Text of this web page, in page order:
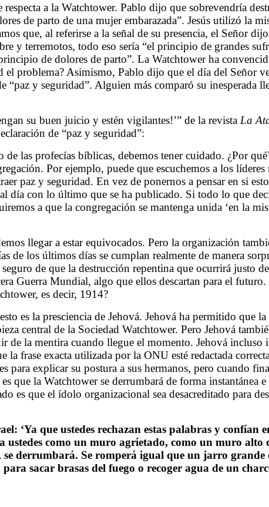
a la Watchtower. Pablo dijo que sobrevendría
de parto de una mujer embarazada”. Jesús utilizó la
que, al referirse a la señal de su presencia, el Señor
y terremotos, todo eso sería “el principio de grandes
de dolores de parto”. La Watchtower ha
el problema? Asimismo, Pablo dijo que el día del Señor
“paz y seguridad”. Alguien más comparó su inesperada
su buen juicio y estén vigilantes!’” de la revista La
de “paz y seguridad”:
las profecías bíblicas, debemos tener cuidado. ¿Por
Por ejemplo, puede que escuchemos a los
paz y seguridad. En vez de ponernos a pensar en si
día con lo último que se ha publicado. Si todo lo que
a que la congregación se mantenga unida ‘en la
llegar a estar equivocados. Pero la organización
de los últimos días se cumplan realmente de manera
de que la destrucción repentina que ocurrirá justo
Guerra Mundial, algo que ellos descartan para el futuro.
es decir, 1914?
es la presciencia de Jehová. Jehová ha permitido que
central de la Sociedad Watchtower. Pero Jehová
de la mentira cuando llegue el momento. Jehová
la frase exacta utilizada por la ONU esté redactada
para explicar su postura a sus hermanos, pero cuando
que la Watchtower se derrumbará de forma instantánea
es que el ídolo organizacional sea desacreditado para
‘Ya que ustedes rechazan estas palabras y confían
ustedes como un muro agrietado, como un muro alto
se derrumbará. Se romperá igual que un jarro
sacar brasas del fuego o recoger agua de un